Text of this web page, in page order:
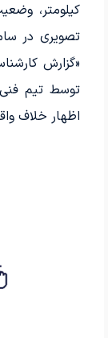
کیلومتر،
تصویری در
«گزارش
توسط تیم فنی
اظهار خلاف